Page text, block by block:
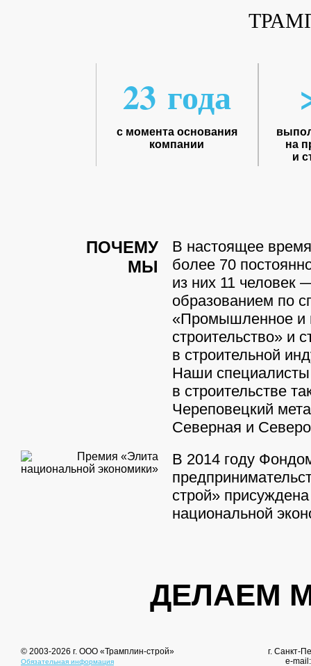
23 года
с момента основания
компании
на
и
ПОЧЕМУ
МЫ
В настоящее
более 70
из них 11
образованием по
«Промышленное и
строительство» и
в строительной
Наши специалисты
в строительстве
Череповецкий
Северная и
В 2014 году
строй»
национальной
ДЕЛАЕМ
© 2003-2026 г. ООО «Трамплин-cтрой»
Обязательная информация
г. Санкт-
e-